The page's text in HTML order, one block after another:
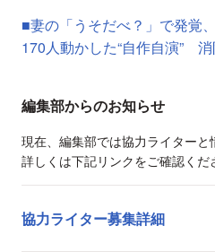
■妻の「うそだべ？」で発覚
170人動かした“自作自演”
編集部からのお知らせ
現在、編集部では協力ライターと
詳しくは下記リンクをご確認くだ
協力ライター募集詳細